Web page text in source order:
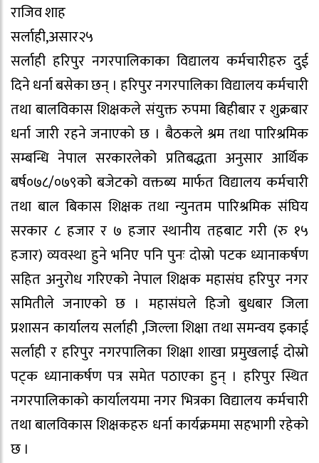
राजिव शाह
सर्लाही,असार२५
सर्लाही हरिपुर नगरपालिकाका विद्यालय कर्मचारीहरु दुई
दिने धर्ना बसेका छन् । हरिपुर नगरपालिका विद्यालय कर्मचारी
तथा बालविकास शिक्षकले संयुक्त रुपमा बिहीबार र शुक्रबार
धर्ना जारी रहने जनाएको छ । बैठकले श्रम तथा पारिश्रमिक
सम्बन्धि नेपाल सरकारलेको प्रतिबद्धता अनुसार आर्थिक
बर्ष०७८/०७९को बजेटको वक्तब्य मार्फत विद्यालय कर्मचारी
तथा बाल बिकास शिक्षक तथा न्युनतम पारिश्रमिक संघिय
सरकार ८ हजार र ७ हजार स्थानीय तहबाट गरी (रु १५
हजार) व्यवस्था हुने भनिए पनि पुनः दोस्रो पटक ध्यानाकर्षण
सहित अनुरोध गरिएको नेपाल शिक्षक महासंघ हरिपुर नगर
समितीले जनाएको छ । महासंघले हिजो बुधबार जिला
प्रशासन कार्यालय सर्लाही ,जिल्ला शिक्षा तथा समन्वय इकाई
सर्लाही र हरिपुर नगरपालिका शिक्षा शाखा प्रमुखलाई दोस्रो
पट्क ध्यानाकर्षण पत्र समेत पठाएका हुन् । हरिपुर स्थित
नगरपालिकाको कार्यालयमा नगर भित्रका विद्यालय कर्मचारी
तथा बालविकास शिक्षकहरु धर्ना कार्यक्रममा सहभागी रहेको
छ ।